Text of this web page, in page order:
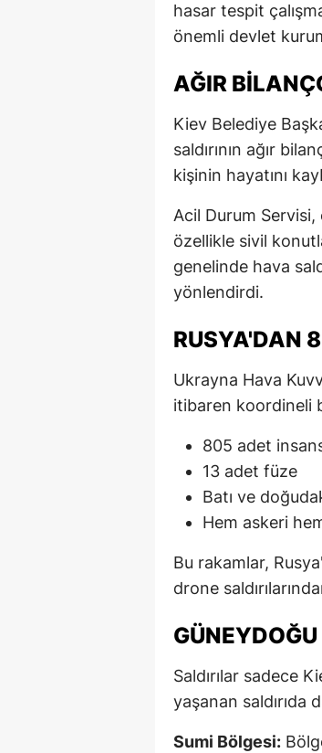
hasar tespit
önemli devlet
AĞIR
Kiev Belediye
saldırının ağır
kişinin hayatını
Acil Durum Servisi,
özellikle sivil
genelinde hava
yönlendirdi.
RUSYA'DAN
Ukrayna Hava
itibaren koordineli
805 adet
13 adet füze
Batı ve
Hem askeri
Bu rakamlar,
drone
Saldırılar sadece
yaşanan saldırıda
Sumi Bölgesi: